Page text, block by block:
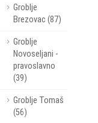
Groblje
Brezovac (87)
Groblje
Novoseljani -
pravoslavno
(39)
Groblje Tomaš
(56)